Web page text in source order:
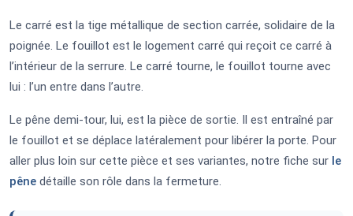
Le carré est la tige métallique de section carrée, solidaire de la
poignée. Le fouillot est le logement carré qui reçoit ce carré à
l’intérieur de la serrure. Le carré tourne, le fouillot tourne avec
lui : l’un entre dans l’autre.
Le pêne demi-tour, lui, est la pièce de sortie. Il est entraîné par
le fouillot et se déplace latéralement pour libérer la porte. Pour
aller plus loin sur cette pièce et ses variantes, notre fiche sur le
pêne détaille son rôle dans la fermeture.